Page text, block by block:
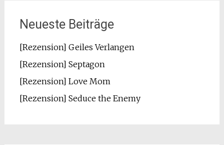
Neueste Beiträge
[Rezension] Geiles Verlangen
[Rezension] Septagon
[Rezension] Love Mom
[Rezension] Seduce the Enemy